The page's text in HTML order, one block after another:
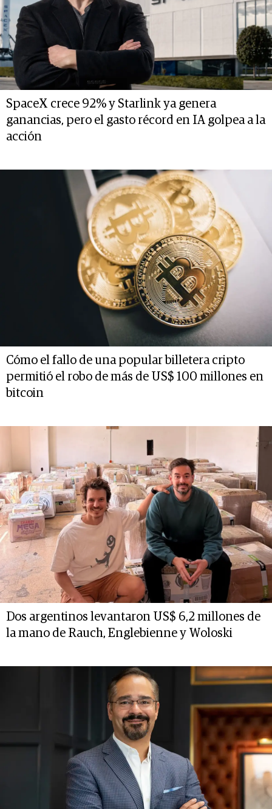
SpaceX crece 92% y Starlink ya genera
ganancias, pero el gasto récord en IA golpea a la
acción
Cómo el fallo de una popular billetera cripto
permitió el robo de más de US$ 100 millones en
bitcoin
Dos argentinos levantaron US$ 6,2 millones de
la mano de Rauch, Englebienne y Woloski